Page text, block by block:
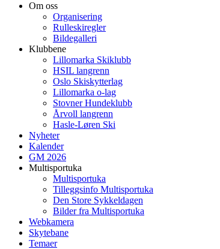
Om oss
Organisering
Rulleskiregler
Bildegalleri
Klubbene
Lillomarka Skiklubb
HSIL langrenn
Oslo Skiskytterlag
Lillomarka o-lag
Stovner Hundeklubb
Årvoll langrenn
Hasle-Løren Ski
Nyheter
Kalender
GM 2026
Multisportuka
Multisportuka
Tilleggsinfo Multisportuka
Den Store Sykkeldagen
Bilder fra Multisportuka
Webkamera
Skytebane
Temaer